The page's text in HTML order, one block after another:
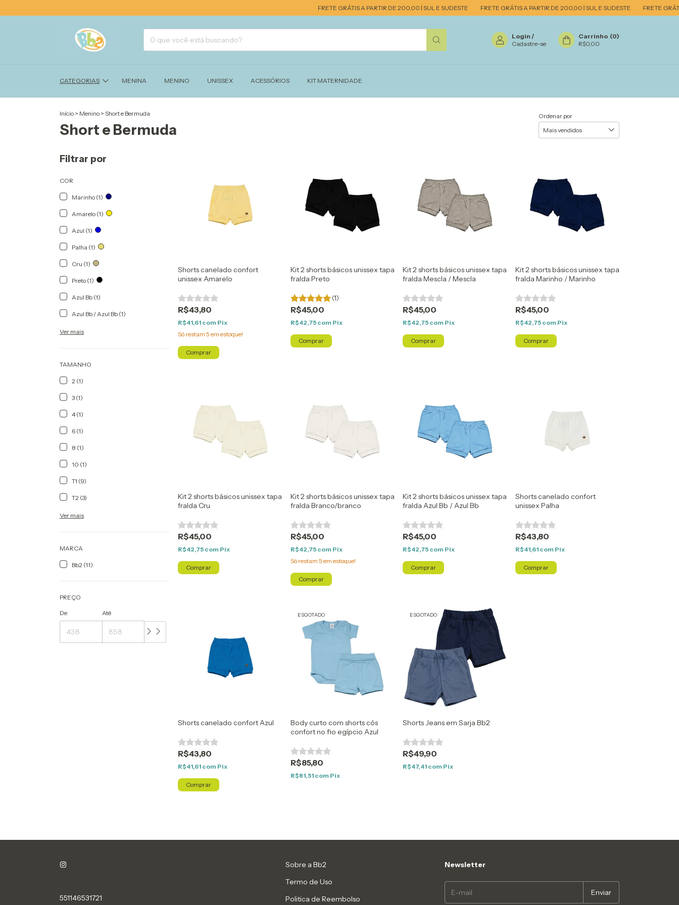
FRETE GRÁTIS A PARTIR DE 200,00 | SUL E SUDESTE FRETE GRÁTIS A PARTIR DE 200,00 | SUL E SUDESTE FRETE
Login /
Cadastre-se
Carrinho (0)
R$0,00
CATEGORIAS MENINA MENINO UNISSEX ACESSÓRIOS KIT MATERNIDADE
Início > Menino > Short e Bermuda
Short e Bermuda
Ordenar por
Filtrar por
COR
Marinho (1)
Amarelo (1)
Azul (1)
Palha (1)
Cru (1)
Preto (1)
Azul Bb (1)
Azul Bb / Azul Bb (1)
Ver mais
TAMANHO
2 (1)
3 (1)
4 (1)
6 (1)
8 (1)
10 (1)
T1 (9)
T2 (3)
Ver mais
MARCA
Bb2 (11)
PREÇO
De Até
Shorts canelado confort
unissex Amarelo
R$43,80
R$41,61 com Pix
Só restam5 em estoque!
Comprar
Kit 2 shorts básicos unissex tapa
fralda Preto
(1)
R$45,00
R$42,75 com Pix
Comprar
Kit 2 shorts básicos unissex tapa
fralda Mescla / Mescla
R$45,00
R$42,75 com Pix
Comprar
Kit 2 shorts básicos unissex tapa
fralda Marinho / Marinho
R$45,00
R$42,75 com Pix
Comprar
Kit 2 shorts básicos unissex tapa
fralda Cru
R$45,00
R$42,75 com Pix
Comprar
Kit 2 shorts básicos unissex tapa
fralda Branco/branco
R$45,00
R$42,75 com Pix
Só restam 5 em estoque!
Comprar
Kit 2 shorts básicos unissex tapa
fralda Azul Bb / Azul Bb
R$45,00
R$42,75 com Pix
Comprar
Shorts canelado confort
unissex Palha
R$43,80
R$41,61 com Pix
Comprar
Shorts canelado confort Azul
R$43,80
R$41,61 com Pix
Comprar
ESGOTADO
Body curto com shorts cós
confort no fio egípcio Azul
R$85,80
R$81,51 com Pix
ESGOTADO
Shorts Jeans em Sarja Bb2
R$49,90
R$47,41 com Pix
551146531721
Sobre a Bb2
Termo de Uso
Politica de Reembolso
Newsletter